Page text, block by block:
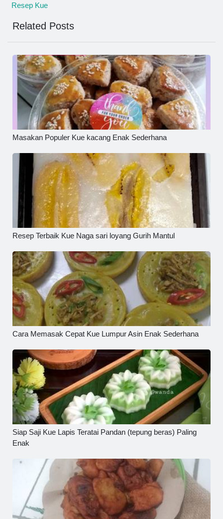
Resep Kue
Related Posts
Masakan Populer Kue kacang Enak Sederhana
Resep Terbaik Kue Naga sari loyang Gurih Mantul
Cara Memasak Cepat Kue Lumpur Asin Enak Sederhana
Siap Saji Kue Lapis Teratai Pandan (tepung beras) Paling
Enak